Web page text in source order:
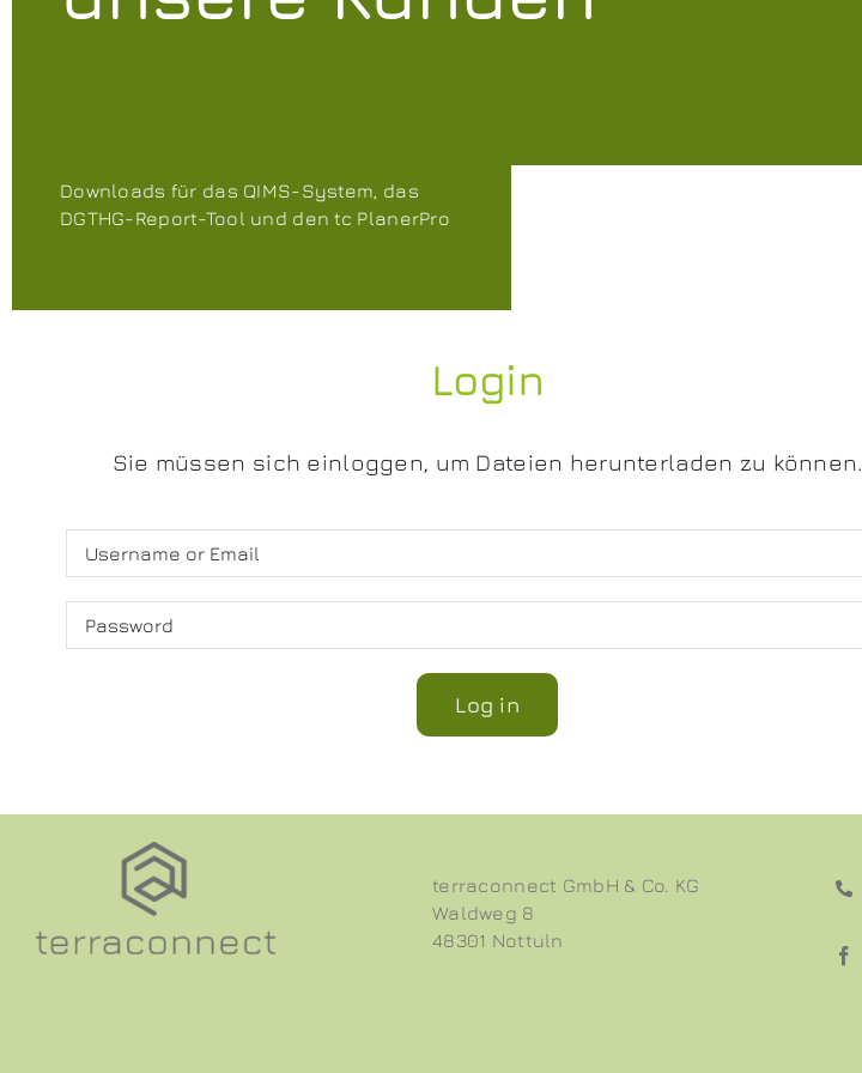
Downloads für das QIMS-System, das
DGTHG-Report-Tool und den tc PlanerPro
Login
Sie müssen sich einloggen, um Dateien herunterladen zu können.
Log in
terraconnect GmbH & Co. KG
Waldweg 8
48301 Nottuln